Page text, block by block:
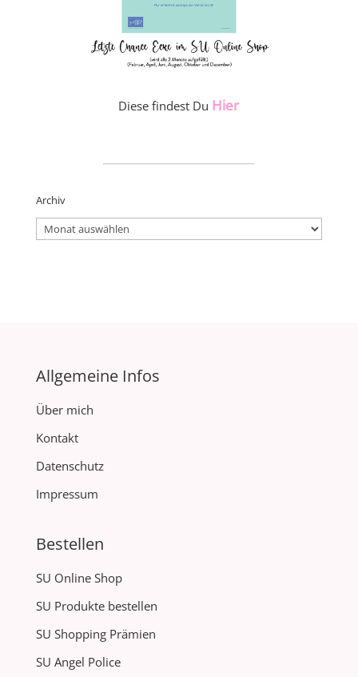
Diese findest Du Hier
Archiv
Archiv
Allgemeine Infos
Über mich
Kontakt
Datenschutz
Impressum
Bestellen
SU Online Shop
SU Produkte bestellen
SU Shopping Prämien
SU Angel Police